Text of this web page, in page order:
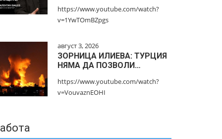
https://www.youtube.com/watch?
v=1YwTOmBZpgs
август 3, 2026
ЗОРНИЦА ИЛИЕВА: ТУРЦИЯ
НЯМА ДА ПОЗВОЛИ…
https://www.youtube.com/watch?
v=VouvaznEOHI